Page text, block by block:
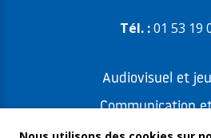
Tél. :01 53 19
Audiovisuel et
Communication
Freelances et